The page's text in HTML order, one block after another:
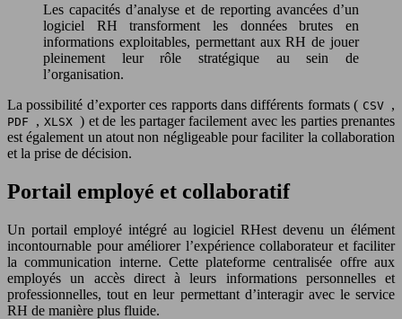
Les capacités d’analyse et de reporting avancées d’un
logiciel RH transforment les données brutes en
informations exploitables, permettant aux RH de jouer
pleinement leur rôle stratégique au sein de
l’organisation.
La possibilité d’exporter ces rapports dans différents formats ( CSV ,
PDF , XLSX ) et de les partager facilement avec les parties prenantes
est également un atout non négligeable pour faciliter la collaboration
et la prise de décision.
Portail employé et collaboratif
Un portail employé intégré au logiciel RHest devenu un élément
incontournable pour améliorer l’expérience collaborateur et faciliter
la communication interne. Cette plateforme centralisée offre aux
employés un accès direct à leurs informations personnelles et
professionnelles, tout en leur permettant d’interagir avec le service
RH de manière plus fluide.